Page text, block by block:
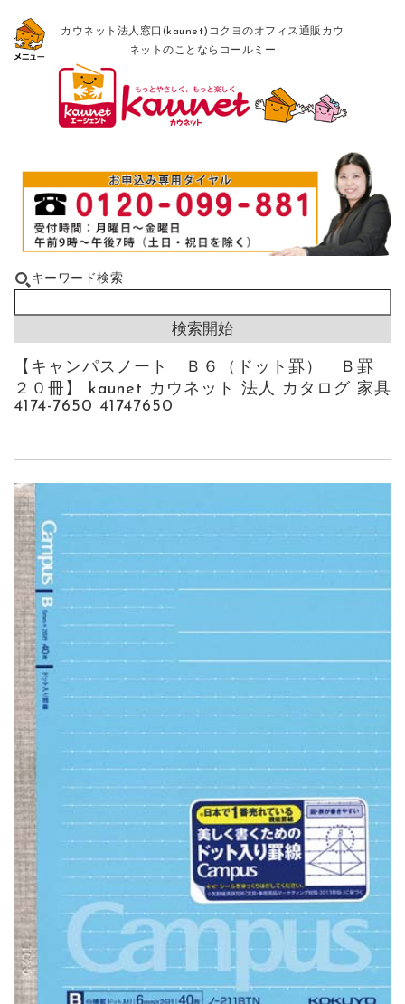
カウネット法人窓口(kaunet)コクヨのオフィス通販カウ
ネットのことならコールミー
キーワード検索
【キャンパスノート Ｂ６（ドット罫） Ｂ罫
２０冊】 kaunet カウネット 法人 カタログ 家具
4174-7650 41747650